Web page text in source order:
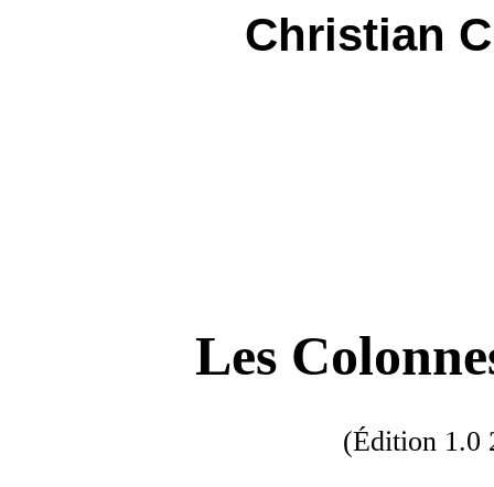
Christian
Les
(Édition 1.0